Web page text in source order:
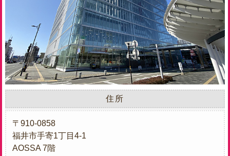
住所
〒910-0858
福井市手寄1丁目4-1
AOSSA 7階